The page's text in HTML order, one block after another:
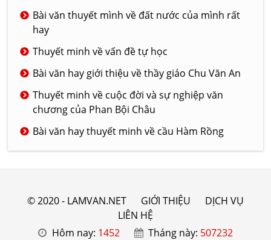
Bài văn thuyết mình về đất nước của mình rất
hay
Thuyết minh về vấn đề tự học
Bài văn hay giới thiệu về thầy giáo Chu Văn An
Thuyết minh về cuộc đời và sự nghiệp văn
chương của Phan Bội Châu
Bài văn hay thuyết minh về cầu Hàm Rồng
© 2020 - LAMVAN.NET GIỚI THIỆU
DỊCH VỤ
LIÊN HỆ
Hôm nay: 1452 Tháng này: 507232